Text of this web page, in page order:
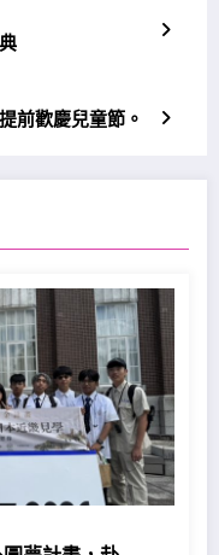
前歡慶兒童節。